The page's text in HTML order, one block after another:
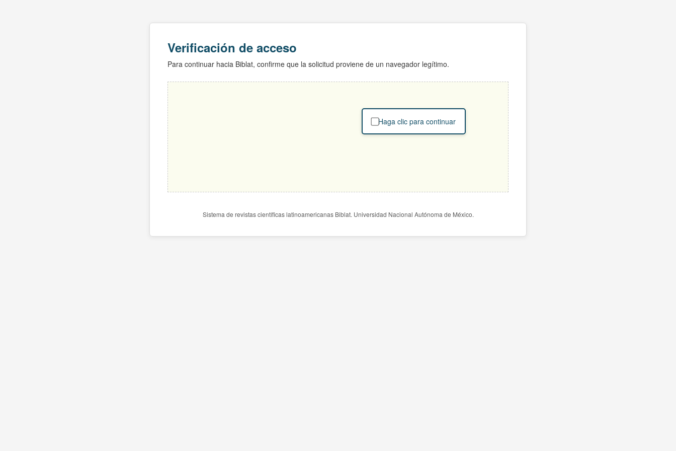
Verificación de acceso
Para continuar hacia Biblat, confirme que la solicitud proviene de un navegador legítimo.
Haga clic para continuar
Sistema de revistas científicas latinoamericanas Biblat. Universidad Nacional Autónoma de México.